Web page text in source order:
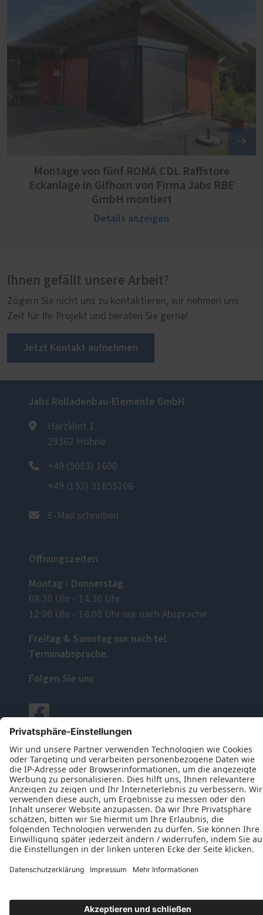
Montage von fünf ROMA CDL Raffstore
Eckanlage in Gifhorn von Firma Jabs RBE
GmbH montiert
Details anzeigen
Ihnen gefällt unsere Arbeit?
Zögern Sie nicht uns zu kontaktieren, wir nehmen uns
Zeit für Ihr Projekt und beraten Sie gerne!
Jetzt Kontakt aufnehmen
Jabs Rolladenbau-Elemente GmbH
Harzklint 1
29362 Hohne
+49 (5083) 1600
+49 (152) 31855206
E-Mail schreiben
Öffnungszeiten
Montag - Donnerstag
08:30 Uhr - 14:30 Uhr
12:00 Uhr - 18:00 Uhr nur nach Absprache
Freitag & Samstag nur nach tel.
Terminabsprache.
Folgen Sie uns
Datenschutz Impressum
Kontakt
Jabs Rolladenbau-Elemente GmbH © 2026